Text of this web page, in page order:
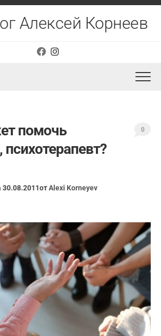
Алексей Корнеев
помочь
психотерапевт?
30.08.2011отAlexi Korneyev
0